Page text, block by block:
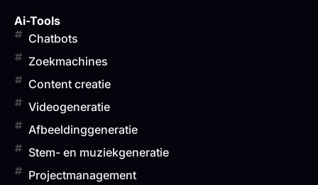
Ai-Tools
Chatbots
Zoekmachines
Content creatie
Videogeneratie
Afbeeldinggeneratie
Stem- en muziekgeneratie
Projectmanagement